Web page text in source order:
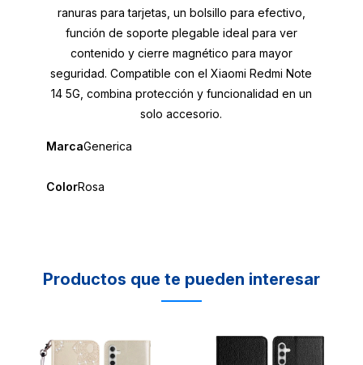
ranuras para tarjetas, un bolsillo para efectivo,
función de soporte plegable ideal para ver
contenido y cierre magnético para mayor
seguridad. Compatible con el Xiaomi Redmi Note
14 5G, combina protección y funcionalidad en un
solo accesorio.
MarcaGenerica
ColorRosa
Productos que te pueden interesar